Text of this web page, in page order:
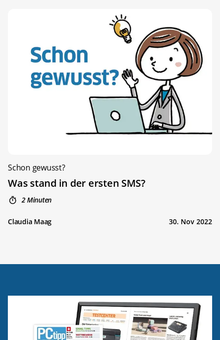
Schon gewusst?
Was stand in der ersten SMS?
2 Minuten
Claudia Maag 30. Nov 2022